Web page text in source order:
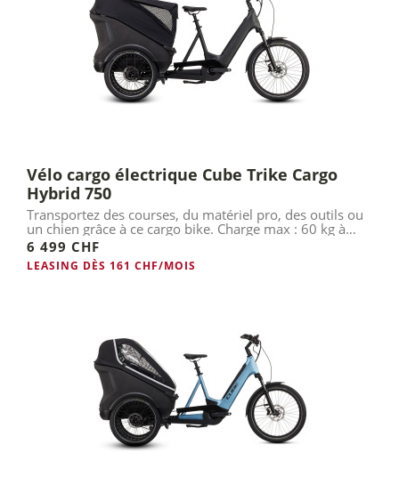
Vélo cargo électrique Cube Trike Cargo
Hybrid 750
Transportez des courses, du matériel pro, des outils ou
un chien grâce à ce cargo bike. Charge max : 60 kg à
l'arrière.
6 499 CHF
LEASING DÈS 161 CHF/MOIS